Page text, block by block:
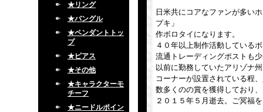
★リング
★バングル
★ペンダントトッ
プ
★ピアス
★その他
★キャラクターモ
チーフ
★ニードルポイン
日米共にコアなファンが多い
プキ」
作ボロタイになります。
４０年以上制作活動している
流通トレーディングポストも
以前に勤務していたアリゾナ
コーナーが設置されている程
数多くのの賞を獲得しており
２０１５年５月逝去。ご冥福